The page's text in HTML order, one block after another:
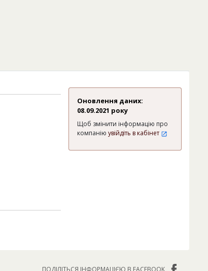
Оновлення даних:
08.09.2021 року
Щоб змінити інформацію про
компанію увійдіть в кабінет